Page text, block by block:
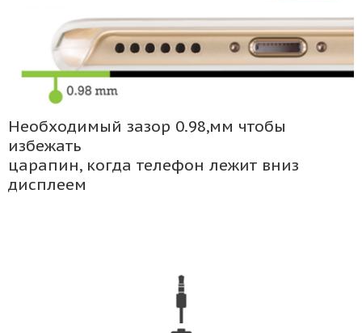
Необходимый зазор 0.98,мм чтобы
избежать
царапин, когда телефон лежит вниз
дисплеем